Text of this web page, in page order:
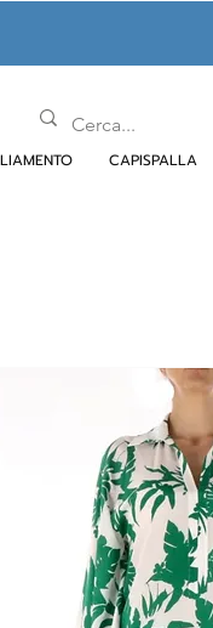
CAPISPALLA